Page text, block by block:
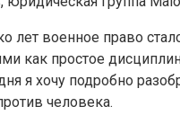
лет военное право
как простое
я хочу подробно
человека.